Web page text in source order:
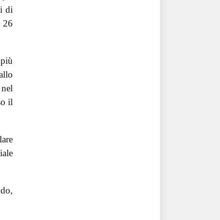
di
26
il